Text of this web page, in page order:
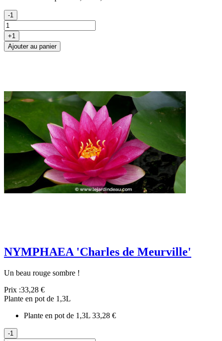
-1
+1
Ajouter au panier
NYMPHAEA 'Charles de Meurville'
Un beau rouge sombre !
Prix :33,28 €
Plante en pot de 1,3L
Plante en pot de 1,3L 33,28 €
-1